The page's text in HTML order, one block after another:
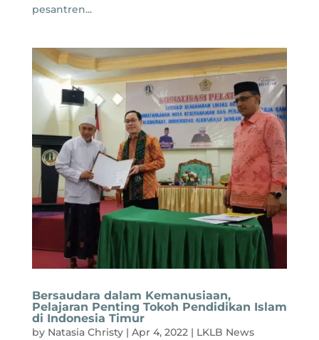
pesantren...
Bersaudara dalam Kemanusiaan,
Pelajaran Penting Tokoh Pendidikan Islam
di Indonesia Timur
by Natasia Christy| Apr 4, 2022| LKLB News